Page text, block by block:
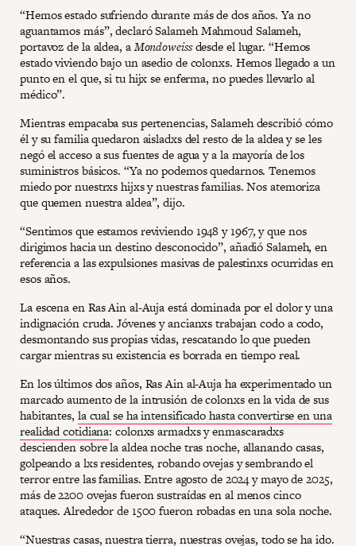
“Hemos estado sufriendo durante más de dos años. Ya no
aguantamos más”, declaró Salameh Mahmoud Salameh,
portavoz de la aldea, aMondoweissdesde el lugar. “Hemos
estado viviendo bajo un asedio de colonxs. Hemos llegado a un
punto en el que, si tu hijx se enferma, no puedes llevarlo al
médico”.
Mientras empacaba sus pertenencias, Salameh describió cómo
él y su familia quedaron aisladxs del resto de la aldea y se les
negó el acceso a sus fuentes de agua y a la mayoría de los
suministros básicos. “Ya no podemos quedarnos. Tenemos
miedo por nuestrxs hijxs y nuestras familias. Nos atemoriza
que quemen nuestra aldea”, dijo.
“Sentimos que estamos reviviendo 1948 y 1967, y que nos
dirigimos hacia un destino desconocido”, añadió Salameh, en
referencia a las expulsiones masivas de palestinxs ocurridas en
esos años.
La escena en Ras Ain al-Auja está dominada por el dolor y una
indignación cruda. Jóvenes y ancianxs trabajan codo a codo,
desmontando sus propias vidas, rescatando lo que pueden
cargar mientras su existencia es borrada en tiempo real.
En los últimos dos años, Ras Ain al-Auja ha experimentado un
marcado aumento de la intrusión de colonxs en la vida de sus
habitantes, la cual se ha intensificado hasta convertirse en una
realidad cotidiana: colonxs armadxs y enmascaradxs
descienden sobre la aldea noche tras noche, allanando casas,
golpeando a lxs residentes, robando ovejas y sembrando el
terror entre las familias. Entre agosto de 2024 y mayo de 2025,
más de 2200 ovejas fueron sustraídas en al menos cinco
ataques. Alrededor de 1500 fueron robadas en una sola noche.
“Nuestras casas, nuestra tierra, nuestras ovejas, todo se ha ido.